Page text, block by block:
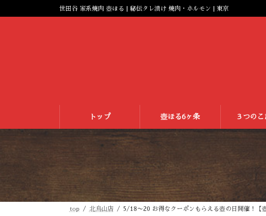
世田谷 家系焼肉 壺ほる | 秘伝タレ漬け 焼肉・ホルモン | 東京
トップ 壺ほる6ヶ条 ３つのこ
top 北烏山店 5/18〜20 お得なクーポンもらえる壺の日開催！【